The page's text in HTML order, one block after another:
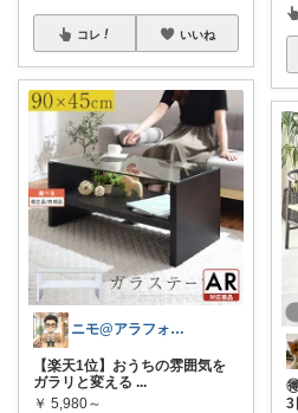
コレ いいね
ニモ@アラフォーこだわり男子
【楽天1位】おうちの雰囲気を
ガラリと変える ...
￥ 5,980～
3